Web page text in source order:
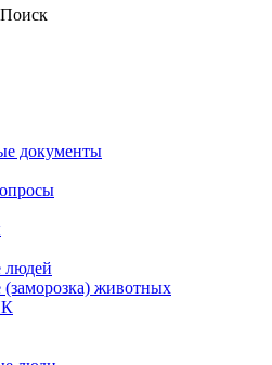
Поиск
документы
людей
животных